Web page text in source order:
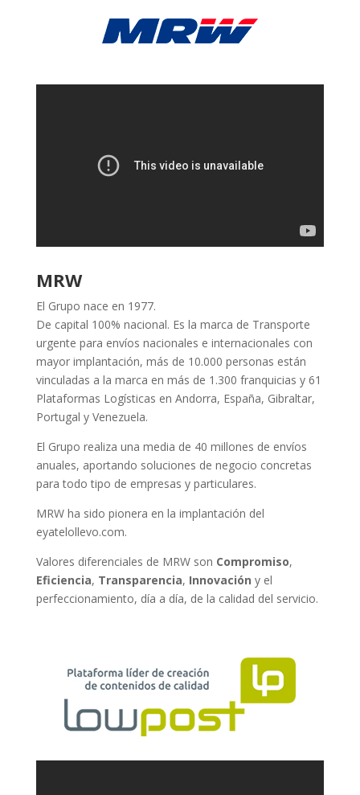
MRW
El Grupo nace en 1977.
De capital 100% nacional. Es la marca de Transporte
urgente para envíos nacionales e internacionales con
mayor implantación, más de 10.000 personas están
vinculadas a la marca en más de 1.300 franquicias y 61
Plataformas Logísticas en Andorra, España, Gibraltar,
Portugal y Venezuela.
El Grupo realiza una media de 40 millones de envíos
anuales, aportando soluciones de negocio concretas
para todo tipo de empresas y particulares.
MRW ha sido pionera en la implantación del
eyatelollevo.com.
Valores diferenciales de MRW son Compromiso,
Eficiencia, Transparencia, Innovación y el
perfeccionamiento, día a día, de la calidad del servicio.